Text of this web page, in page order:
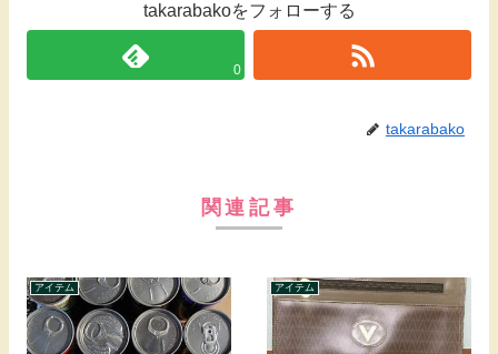
takarabakoをフォローする
0
takarabako
関連記事
アイテム アイテム